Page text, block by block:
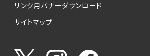
リンク用バナーダウンロード
サイトマップ